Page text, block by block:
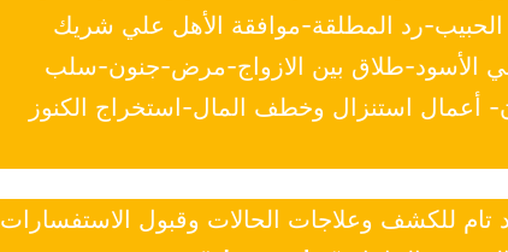
رد المطلقة-موافقة الأهل علي شريك
الأسود-طلاق بين الازواج-مرض-جنون-سلب
أعمال استنزال وخطف المال-استخراج الكنوز
تام للكشف وعلاجات الحالات وقبول الاستفسارات